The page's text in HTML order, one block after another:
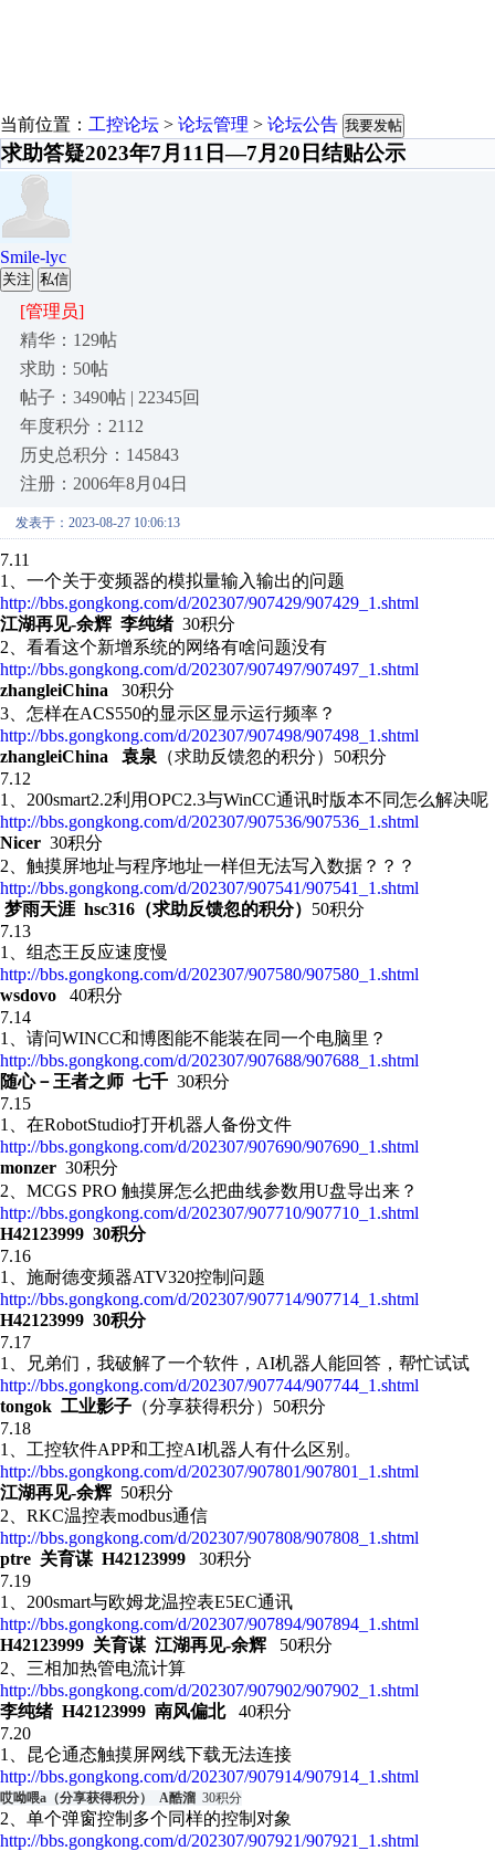
当前位置： 工控论坛 > 论坛管理 > 论坛公告 我要发帖
求助答疑2023年7月11日—7月20日结贴公示
Smile-lyc
关注 私信
[管理员]
精华：129帖
求助：50帖
帖子：3490帖 | 22345回
年度积分：2112
历史总积分：145843
注册：2006年8月04日
发表于：2023-08-27 10:06:13
7.11
1、一个关于变频器的模拟量输入输出的问题
http://bbs.gongkong.com/d/202307/907429/907429_1.shtml
江湖再见-余辉 李纯绪30积分
2、 看看这个新增系统的网络有啥问题没有
http://bbs.gongkong.com/d/202307/907497/907497_1.shtml
zhangleiChina 30积分
3、怎样在ACS550的显示区显示运行频率？
http://bbs.gongkong.com/d/202307/907498/907498_1.shtml
zhangleiChina 袁泉 （求助反馈忽的积分）50积分
7.12
1、200smart2.2利用OPC2.3与WinCC通讯时版本不同怎么解决呢
http://bbs.gongkong.com/d/202307/907536/907536_1.shtml
Nicer 30积分
2、触摸屏地址与程序地址一样但无法写入数据？？？
http://bbs.gongkong.com/d/202307/907541/907541_1.shtml
梦雨天涯 hsc316 （求助反馈忽的积分） 50积分
7.13
1、组态王反应速度慢
http://bbs.gongkong.com/d/202307/907580/907580_1.shtml
wsdovo
40积分
7.14
1、请问WINCC和博图能不能装在同一个电脑里？
http://bbs.gongkong.com/d/202307/907688/907688_1.shtml
随心－王者之师 七千 30积分
7.15
1、在RobotStudio打开机器人备份文件
http://bbs.gongkong.com/d/202307/907690/907690_1.shtml
monzer 30积分
2、MCGS PRO 触摸屏怎么把曲线参数用U盘导出来？
http://bbs.gongkong.com/d/202307/907710/907710_1.shtml
H42123999 30积分
7.16
1、施耐德变频器ATV320控制问题
http://bbs.gongkong.com/d/202307/907714/907714_1.shtml
H42123999 30积分
7.17
1、兄弟们，我破解了一个软件，AI机器人能回答，帮忙试试
http://bbs.gongkong.com/d/202307/907744/907744_1.shtml
tongok 工业影子 （分享获得积分）50积分
7.18
1、工控软件APP和工控AI机器人有什么区别。
http://bbs.gongkong.com/d/202307/907801/907801_1.shtml
江湖再见-余辉 50积分
2、RKC温控表modbus通信
http://bbs.gongkong.com/d/202307/907808/907808_1.shtml
ptre 关育谋 H42123999
30积分
7.19
1、200smart与欧姆龙温控表E5EC通讯
http://bbs.gongkong.com/d/202307/907894/907894_1.shtml
H42123999 关育谋 江湖再见-余辉 50积分
2、三相加热管电流计算
http://bbs.gongkong.com/d/202307/907902/907902_1.shtml
李纯绪 H42123999 南风偏北40积分
7.20
1、昆仑通态触摸屏网线下载无法连接
http://bbs.gongkong.com/d/202307/907914/907914_1.shtml
哎呦喂a （分享获得积分） A酷溜 30积分
2、单个弹窗控制多个同样的控制对象
http://bbs.gongkong.com/d/202307/907921/907921_1.shtml